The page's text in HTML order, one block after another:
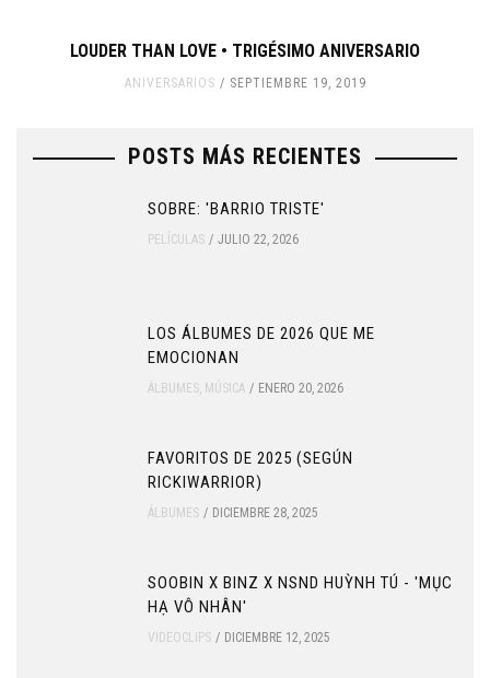
LOUDER THAN LOVE • TRIGÉSIMO ANIVERSARIO
ANIVERSARIOS SEPTIEMBRE 19, 2019
POSTS MÁS RECIENTES
SOBRE: 'BARRIO TRISTE'
PELÍCULAS JULIO 22, 2026
LOS ÁLBUMES DE 2026 QUE ME
EMOCIONAN
ÁLBUMES MÚSICA ENERO 20, 2026
FAVORITOS DE 2025 (SEGÚN
RICKIWARRIOR)
ÁLBUMES DICIEMBRE 28, 2025
SOOBIN X BINZ X NSND HUỲNH TÚ - 'MỤC
HẠ VÔ NHÂN'
VIDEOCLIPS DICIEMBRE 12, 2025